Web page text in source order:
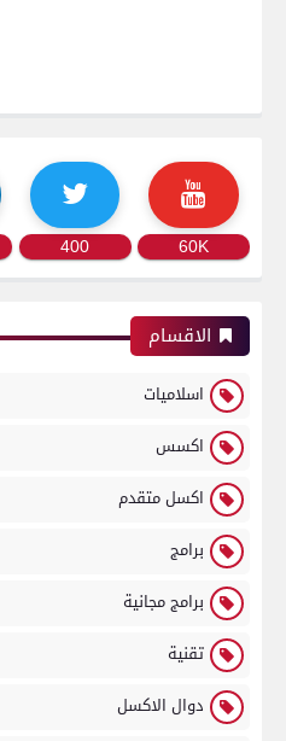
60K
400
الاقسام
اسلاميات
اكسس
اكسل متقدم
برامج
برامج مجانية
تقنية
دوال الاكسل